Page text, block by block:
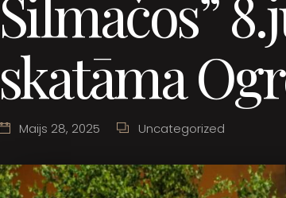
skatāma
Maijs 28, 2025 Uncategorized